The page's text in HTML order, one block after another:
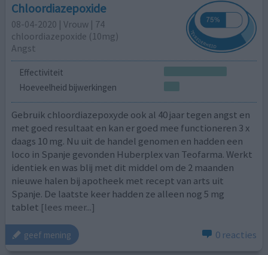
Chloordiazepoxide
08-04-2020 | Vrouw | 74
chloordiazepoxide (10mg)
Angst
Effectiviteit
Hoeveelheid bijwerkingen
Gebruik chloordiazepoxyde ook al 40 jaar tegen angst en
met goed resultaat en kan er goed mee functioneren 3 x
daags 10 mg. Nu uit de handel genomen en hadden een
loco in Spanje gevonden Huberplex van Teofarma. Werkt
identiek en was blij met dit middel om de 2 maanden
nieuwe halen bij apotheek met recept van arts uit
Spanje. De laatste keer hadden ze alleen nog 5 mg
tablet [lees meer...]
geef mening 0 reacties